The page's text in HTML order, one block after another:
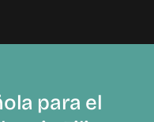
para el